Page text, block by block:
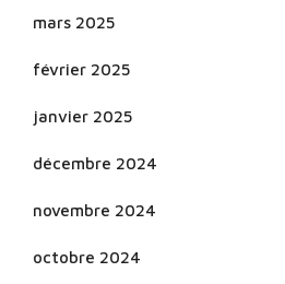
mars 2025
février 2025
janvier 2025
décembre 2024
novembre 2024
octobre 2024